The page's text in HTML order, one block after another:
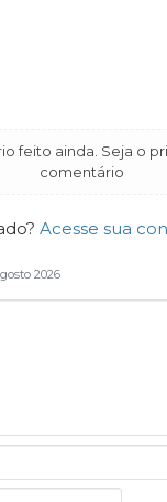
feito ainda. Seja o
comentário
Acesse sua
2026